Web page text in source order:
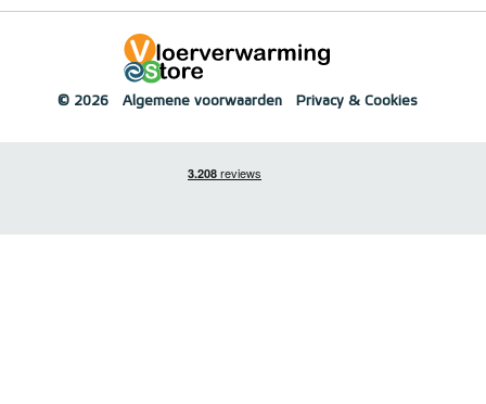
© 2026 Algemene voorwaarden Privacy & Cookies